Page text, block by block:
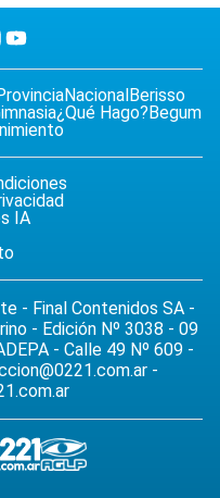
NacionalBerisso
¿Qué Hago?Begum
IA
- Final Contenidos SA -
- Edición Nº 3038 - 09
- Calle 49 Nº 609 -
-